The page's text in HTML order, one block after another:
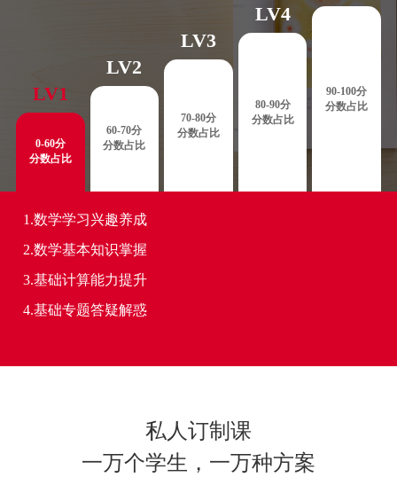
LV1
0-60分
分数占比
LV2
60-70分
分数占比
LV3
70-80分
分数占比
LV4
80-90分
分数占比
90-100分
分数占比
1.数学学习兴趣养成
2.数学基本知识掌握
3.基础计算能力提升
4.基础专题答疑解惑
私人订制课
一万个学生，一万种方案